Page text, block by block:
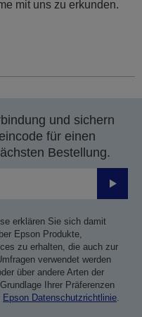
mit uns zu erkunden.
und sichern
für einen
Bestellung.
erklären Sie sich damit
Epson Produkte,
zu erhalten, die auch zur
verwendet werden
über andere Arten der
Ihrer Präferenzen
Epson Datenschutzrichtlinie.